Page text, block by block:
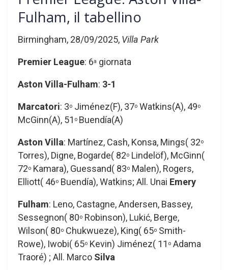
Fulham, il tabellino
Birmingham, 28/09/2025, Villa Park
Premier League: 6a giornata
Aston Villa-Fulham: 3-1
Marcatori: 3o Jiménez(F), 37o Watkins(A), 49o
McGinn(A), 51 o Buendía(A)
Aston Villa: Martínez, Cash, Konsa, Mings( 32o
Torres), Digne, Bogarde( 82o Lindelöf), McGinn(
72o Kamara), Guessand( 83o Malen), Rogers,
Elliott( 46o Buendía), Watkins; All. Unai Emery
Fulham: Leno, Castagne, Andersen, Bassey,
Sessegnon( 80o Robinson), Lukić, Berge,
Wilson( 80o Chukwueze), King( 65o Smith-
Rowe), Iwobi( 65o Kevin) Jiménez( 11 o Adama
Traoré) ; All. Marco Silva